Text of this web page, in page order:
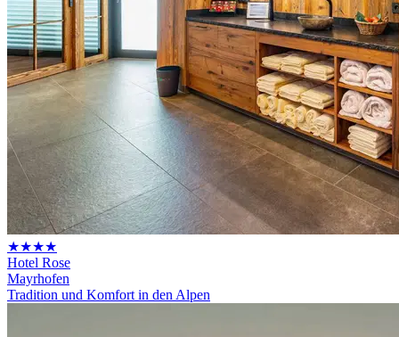
★★★★
Hotel Rose
Mayrhofen
Tradition und Komfort in den Alpen